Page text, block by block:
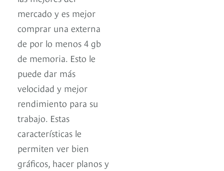
mercado y es mejor
comprar una externa
de por lo menos 4 gb
de memoria. Esto le
puede dar más
velocidad y mejor
rendimiento para su
trabajo. Estas
características le
permiten ver bien
gráficos, hacer planos y